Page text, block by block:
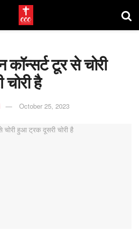
टूर से चोरी
है
October 25, 2023